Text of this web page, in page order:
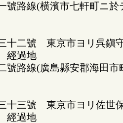
號路線(横濱市七軒町ニ
十二號 東京市ヨリ呉鎭
經過地
號路線(廣島縣安郡海田市
十三號 東京市ヨリ佐世
經過地